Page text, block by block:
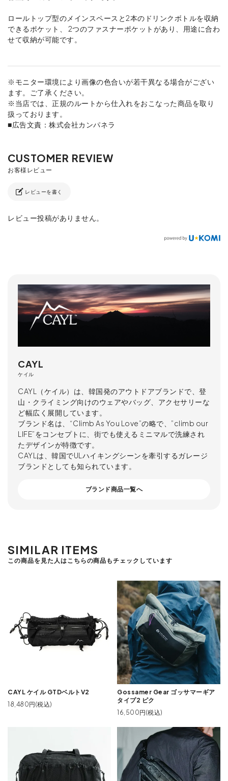
ロールトップ型のメインスペースと2本のドリンクボトルを収納
できるポケット、 2つのファスナーポケットがあり、用途に合わ
せて収納が可能です。
※モニター環境により画像の色合いが若干異なる場合がござい
ます。ご了承ください。
※当店では、正規のルートから仕入れをおこなった商品を取り
扱っております。
■広告文責：株式会社カンパネラ
レビューを書く
レビュー投稿がありません。
CAYL
ケイル
CAYL（ケイル）は、韓国発のアウトドアブランドで、登
山・クライミング向けのウェアやバッグ、アクセサリーな
ど幅広く展開しています。
ブランド名は、“Climb As You Love”の略で、”climb our
LIFE”をコンセプトに、街でも使えるミニマルで洗練され
たデザインが特徴です。
CAYLは、韓国でULハイキングシーンを牽引するガレージ
ブランドとしても知られています。
ブランド商品一覧へ
SIMILAR ITEMS
この商品を見た人はこちらの商品もチェックしています
CAYL ケイル GTDベルトV2
18,480円(税込)
Gossamer Gear ゴッサマーギア
タイプ2 ピク
16,500円(税込)